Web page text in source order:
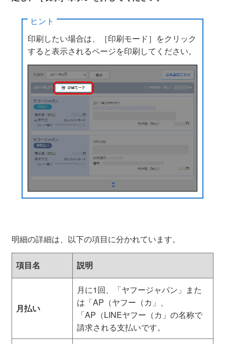
ヒント
印刷したい場合は、［印刷モード］をクリック
すると表示されるページを印刷してください。
明細の詳細は、以下の項目に分かれています。
項目名 説明
月払い
月に1回、「ヤフージャパン」また
は「AP（ヤフー（カ」、
「AP（LINEヤフー（カ」の名称で
請求される支払いです。